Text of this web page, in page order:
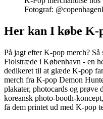
Fotograf:
Her kan I købe K-
På jagt efter K-pop merch? Så
Fiolstræde i København - en
dedikeret til at glæde K-pop
merch fra K-pop Demon
plakater, photocards og prøve
koreansk photo-booth-
få dem printet ud med K-pop